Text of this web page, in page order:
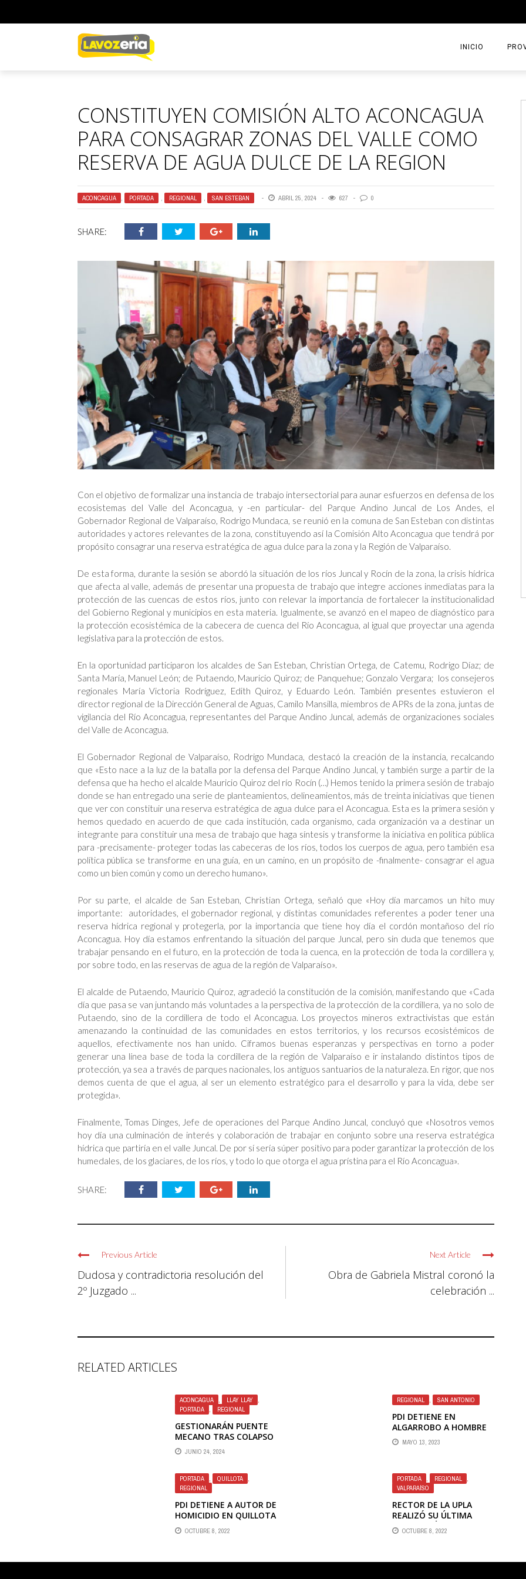
INICIO
CONSTITUYEN COMISIÓN ALTO ACONCAGUA
PARA CONSAGRAR ZONAS DEL VALLE COMO
RESERVA DE AGUA DULCE DE LA REGION
ACONCAGUA , PORTADA , REGIONAL , SAN ESTEBAN ABRIL 25, 2024 627 0
SHARE:
Con el objetivo de formalizar una instancia de trabajo intersectorial para aunar esfuerzos en defensa de los
ecosistemas del Valle del Aconcagua, y -en particular- del Parque Andino Juncal de Los Andes, el
Gobernador Regional de Valparaíso, Rodrigo Mundaca, se reunió en la comuna de San Esteban con distintas
autoridades y actores relevantes de la zona, constituyendo así la Comisión Alto Aconcagua que tendrá por
propósito consagrar una reserva estratégica de agua dulce para la zona y la Región de Valparaíso.
De esta forma, durante la sesión se abordó la situación de los ríos Juncal y Rocín de la zona, la crisis hídrica
que afecta al valle, además de presentar una propuesta de trabajo que integre acciones inmediatas para la
protección de las cuencas de estos ríos, junto con relevar la importancia de fortalecer la institucionalidad
del Gobierno Regional y municipios en esta materia. Igualmente, se avanzó en el mapeo de diagnóstico para
la protección ecosistémica de la cabecera de cuenca del Río Aconcagua, al igual que proyectar una agenda
legislativa para la protección de estos.
En la oportunidad participaron los alcaldes de San Esteban, Christian Ortega, de Catemu, Rodrigo Díaz; de
Santa María, Manuel León; de Putaendo, Mauricio Quiroz; de Panquehue; Gonzalo Vergara; los consejeros
regionales María Victoria Rodríguez, Edith Quiroz, y Eduardo León. También presentes estuvieron el
director regional de la Dirección General de Aguas, Camilo Mansilla, miembros de APRs de la zona, juntas de
vigilancia del Río Aconcagua, representantes del Parque Andino Juncal, además de organizaciones sociales
del Valle de Aconcagua.
El Gobernador Regional de Valparaíso, Rodrigo Mundaca, destacó la creación de la instancia, recalcando
que «Esto nace a la luz de la batalla por la defensa del Parque Andino Juncal, y también surge a partir de la
defensa que ha hecho el alcalde Mauricio Quiroz del río Rocín (…) Hemos tenido la primera sesión de trabajo
donde se han entregado una serie de planteamientos, delineamientos, más de treinta iniciativas que tienen
que ver con constituir una reserva estratégica de agua dulce para el Aconcagua. Esta es la primera sesión y
hemos quedado en acuerdo de que cada institución, cada organismo, cada organización va a destinar un
integrante para constituir una mesa de trabajo que haga síntesis y transforme la iniciativa en política pública
para -precisamente- proteger todas las cabeceras de los ríos, todos los cuerpos de agua, pero también esa
política pública se transforme en una guía, en un camino, en un propósito de -finalmente- consagrar el agua
como un bien común y como un derecho humano».
Por su parte, el alcalde de San Esteban, Christian Ortega, señaló que «Hoy día marcamos un hito muy
importante: autoridades, el gobernador regional, y distintas comunidades referentes a poder tener una
reserva hídrica regional y protegerla, por la importancia que tiene hoy día el cordón montañoso del río
Aconcagua. Hoy día estamos enfrentando la situación del parque Juncal, pero sin duda que tenemos que
trabajar pensando en el futuro, en la protección de toda la cuenca, en la protección de toda la cordillera y,
por sobre todo, en las reservas de agua de la región de Valparaíso».
El alcalde de Putaendo, Mauricio Quiroz, agradeció la constitución de la comisión, manifestando que «Cada
día que pasa se van juntando más voluntades a la perspectiva de la protección de la cordillera, ya no solo de
Putaendo, sino de la cordillera de todo el Aconcagua. Los proyectos mineros extractivistas que están
amenazando la continuidad de las comunidades en estos territorios, y los recursos ecosistémicos de
aquellos, efectivamente nos han unido. Ciframos buenas esperanzas y perspectivas en torno a poder
generar una línea base de toda la cordillera de la región de Valparaíso e ir instalando distintos tipos de
protección, ya sea a través de parques nacionales, los antiguos santuarios de la naturaleza. En rigor, que nos
demos cuenta de que el agua, al ser un elemento estratégico para el desarrollo y para la vida, debe ser
protegida».
Finalmente, Tomas Dinges, Jefe de operaciones del Parque Andino Juncal, concluyó que «Nosotros vemos
hoy día una culminación de interés y colaboración de trabajar en conjunto sobre una reserva estratégica
hídrica que partiría en el valle Juncal. De por sí sería súper positivo para poder garantizar la protección de los
humedales, de los glaciares, de los ríos, y todo lo que otorga el agua prístina para el Río Aconcagua».
SHARE:
Previous Article
Dudosa y contradictoria resolución del
2º Juzgado ...
Next Article
Obra de Gabriela Mistral coronó la
celebración ...
RELATED ARTICLES
ACONCAGUA , LLAY LLAY
,
PORTADA
, REGIONAL
GESTIONARÁN PUENTE
MECANO TRAS COLAPSO
DE PUENTE MERINO EN
LLAY LLAY
JUNIO 24, 2024
REGIONAL , SAN ANTONIO
PDI DETIENE EN
ALGARROBO A HOMBRE
QUE COMERCIALIZABA
DROGA VÍA APLICACIÓN
MAYO 13, 2023
PORTADA , QUILLOTA
,
REGIONAL
PDI DETIENE A AUTOR DE
HOMICIDIO EN QUILLOTA
OCTUBRE 8, 2022
PORTADA , REGIONAL
,
VALPARAÍSO
RECTOR DE LA UPLA
REALIZÓ SU ÚLTIMA
CUENTA PÚBLICA TRAS
16 AÑOS EN EL CARGO
OCTUBRE 8, 2022